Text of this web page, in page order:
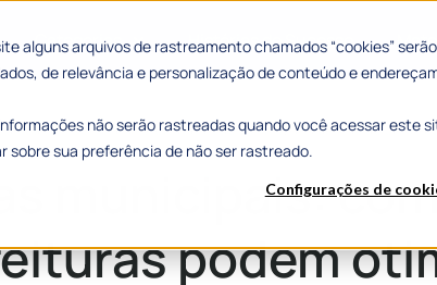
alguns arquivos de rastreamento chamados “cookies”
de relevância e personalização de conteúdo e
não serão rastreadas quando você acessar este
sobre sua preferência de não ser rastreado.
Configurações de
Categorias Histórias de Sucesso
como as prefeituras podem otimizar a gestão de obras
municipais:
podem